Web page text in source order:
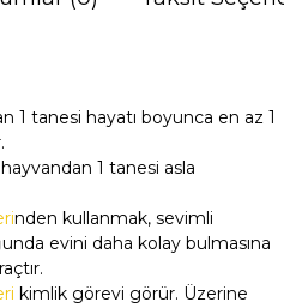
1 tanesi hayatı boyunca en az 1
1 tanesi asla
nden kullanmak, sevimli
evini daha kolay bulmasına
kimlik görevi görür. Üzerine